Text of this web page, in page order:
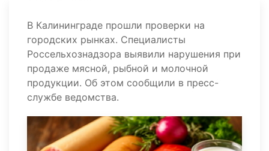
В Калининграде прошли проверки на
городских рынках. Специалисты
Россельхознадзора выявили нарушения при
продаже мясной, рыбной и молочной
продукции. Об этом сообщили в пресс-
службе ведомства.